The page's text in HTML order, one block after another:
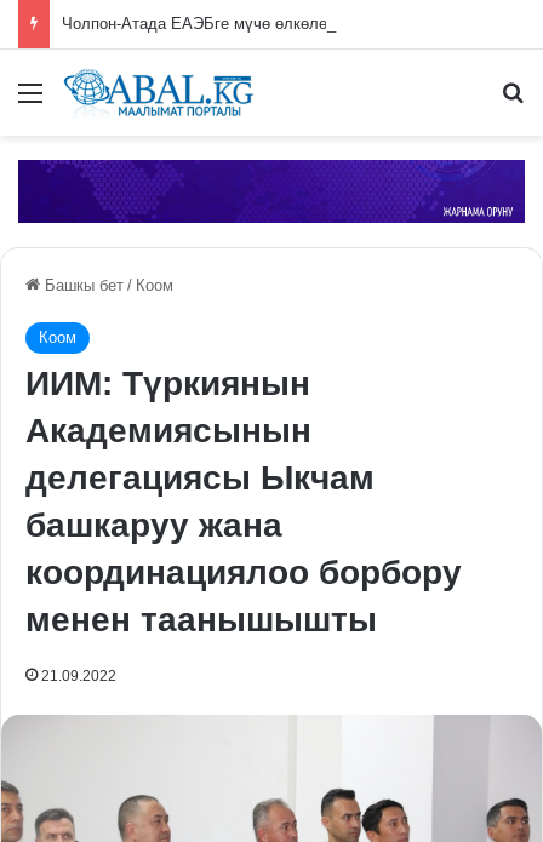
Меню
Башкы бет / Коом
Коом
ИИМ: Түркиянын
Академиясынын
делегациясы Ыкчам
башкаруу жана
координациялоо борбору
менен таанышышты
21.09.2022